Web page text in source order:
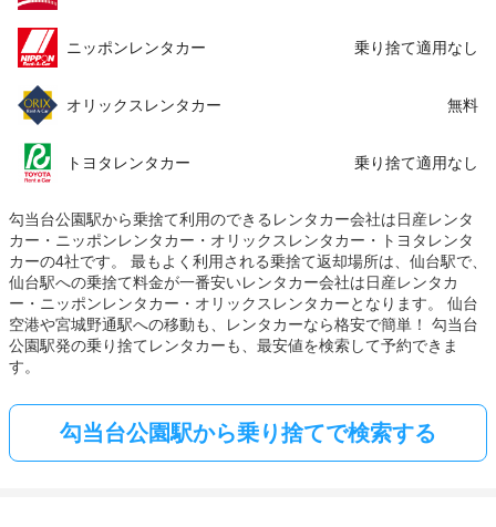
ニッポンレンタカー 乗り捨て適用なし
オリックスレンタカー 無料
トヨタレンタカー 乗り捨て適用なし
勾当台公園駅から乗捨て利用のできるレンタカー会社は日産レンタ
カー・ニッポンレンタカー・オリックスレンタカー・トヨタレンタ
カーの4社です。 最もよく利用される乗捨て返却場所は、仙台駅で、
仙台駅への乗捨て料金が一番安いレンタカー会社は日産レンタカ
ー・ニッポンレンタカー・オリックスレンタカーとなります。 仙台
空港や宮城野通駅への移動も、レンタカーなら格安で簡単！ 勾当台
公園駅発の乗り捨てレンタカーも、最安値を検索して予約できま
す。
勾当台公園駅から乗り捨てで検索する